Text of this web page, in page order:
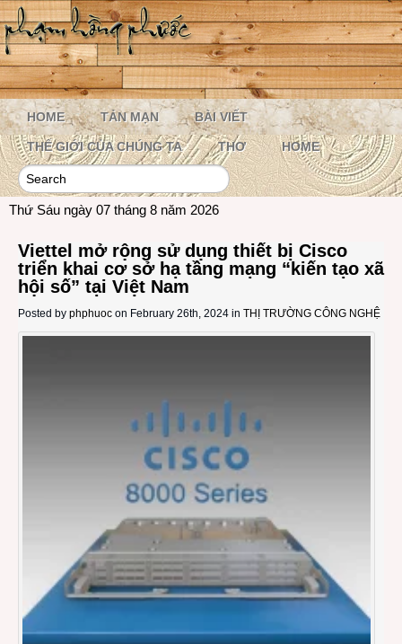
HOME TẢN MẠN BÀI VIẾT
THẾ GIỚI CỦA CHÚNG TA THƠ HOME
Thứ Sáu ngày 07 tháng 8 năm 2026
Viettel mở rộng sử dụng thiết bị Cisco
triển khai cơ sở hạ tầng mạng “kiến tạo xã
hội số” tại Việt Nam
Posted by phphuoc on February 26th, 2024 in THỊ TRƯỜNG CÔNG NGHỆ